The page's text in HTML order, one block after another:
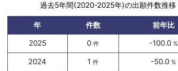
過去5年間(2020-2025年)の出願件数推移
年 件数
前年比
2025
0件 -100.0 %
2024 1件 -50.0 %